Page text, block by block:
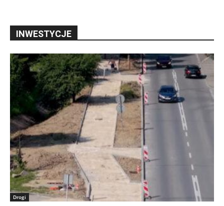
INWESTYCJE
Drogi